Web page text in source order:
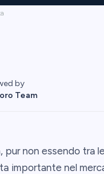
by
Team
pur non essendo tra
importante nel